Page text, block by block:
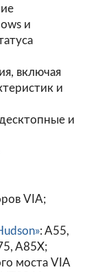
и
включая
и
и
VIA;
: A55,
A85X;
моста VIA